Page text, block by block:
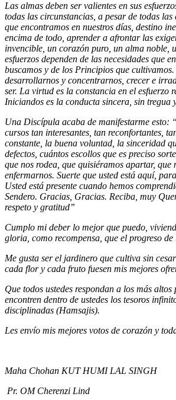
Las almas deben ser valientes en sus
todas las circunstancias, a pesar de todas
que encontramos en nuestros días, destino
encima de todo, aprender a afrontar las
invencible, un corazón puro, un alma noble,
esfuerzos dependen de las necesidades que
buscamos y de los Principios que
desarrollarnos y concentrarnos, crecer e
ser. La virtud es la constancia en el
Iniciandos es la conducta sincera, sin tregua
Una Discípula acaba de manifestarme esto:
cursos tan interesantes, tan reconfortantes,
constante, la buena voluntad, la sinceridad
defectos, cuántos escollos que es preciso
que nos rodea, que quisiéramos apartar,
enfermarnos. Suerte que usted está aquí,
Usted está presente cuando hemos
Sendero. Gracias, Gracias. Reciba, muy
respeto y gratitud”
Cumplo mi deber lo mejor que puedo,
gloria, como recompensa, que el progreso
Me gusta ser el jardinero que cultiva sin
cada flor y cada fruto fuesen mis mejores
Que todos ustedes respondan a los más
encontren dentro de ustedes los tesoros
disciplinadas (Hamsajis).
Les envío mis mejores votos de corazón y
Maha Chohan KUT HUMI LAL SINGH
Pr. OM Cherenzi Lind